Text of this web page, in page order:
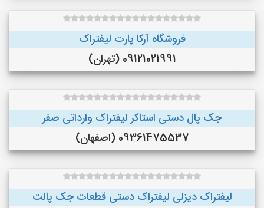
فروشگاه آرکا پارت لیفتراک
09121021991 (تهران)
جک پال دستی استاکر لیفتراک وارداتی صفر
09361475537 (اصفهان)
لیفتراک دیزلی لیفتراک دستی قطعات جک پالت